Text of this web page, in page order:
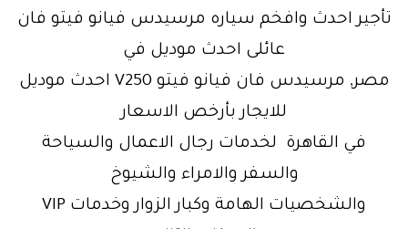
تأجير احدث وافخم سياره مرسيدس فيانو فيتو فان
عائلى احدث موديل في
مصر, مرسيدس فان فيانو فيتو V250 احدث موديل
للايجار بأرخص الاسعار
في القاهرة لخدمات رجال الاعمال والسياحة
والسفر والامراء والشيوخ
والشخصيات الهامة وكبار الزوار وخدمات VIP